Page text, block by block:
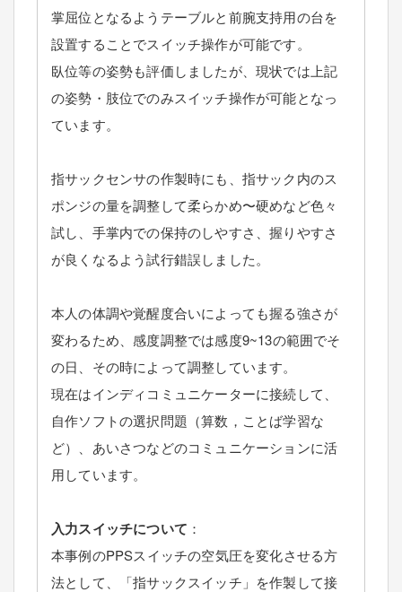
掌屈位となるようテーブルと前腕支持用の台を
設置することでスイッチ操作が可能です。
臥位等の姿勢も評価しましたが、現状では上記
の姿勢・肢位でのみスイッチ操作が可能となっ
ています。
指サックセンサの作製時にも、指サック内のス
ポンジの量を調整して柔らかめ〜硬めなど色々
試し、手掌内での保持のしやすさ、握りやすさ
が良くなるよう試行錯誤しました。
本人の体調や覚醒度合いによっても握る強さが
変わるため、感度調整では感度9~13の範囲でそ
の日、その時によって調整しています。
現在はインディコミュニケーターに接続して、
自作ソフトの選択問題（算数，ことば学習な
ど）、あいさつなどのコミュニケーションに活
用しています。
入力スイッチについて ：
本事例のPPSスイッチの空気圧を変化させる方
法として、「指サックスイッチ」を作製して接